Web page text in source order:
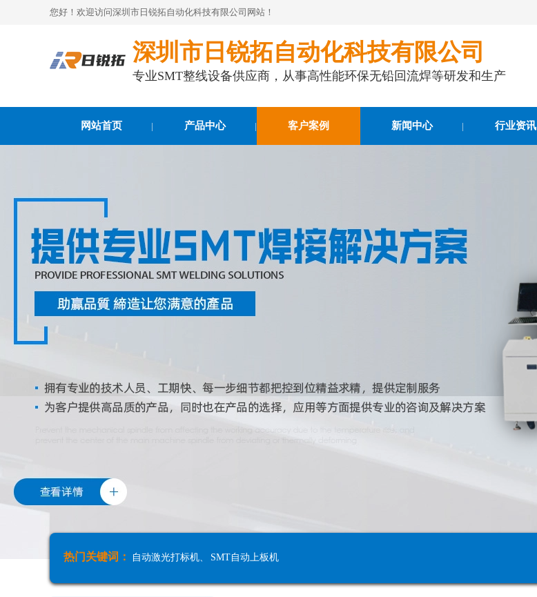
您好！欢迎访问深圳市日锐拓自动化科技有限公司网站！
深圳市日锐拓自动化科技有限公司
专业SMT整线设备供应商，从事高性能环保无铅回流焊等研发和生产
网站首页 产品中心 客户案例 新闻中心 行业资讯
热门关键词： 自动激光打标机、 SMT自动上板机